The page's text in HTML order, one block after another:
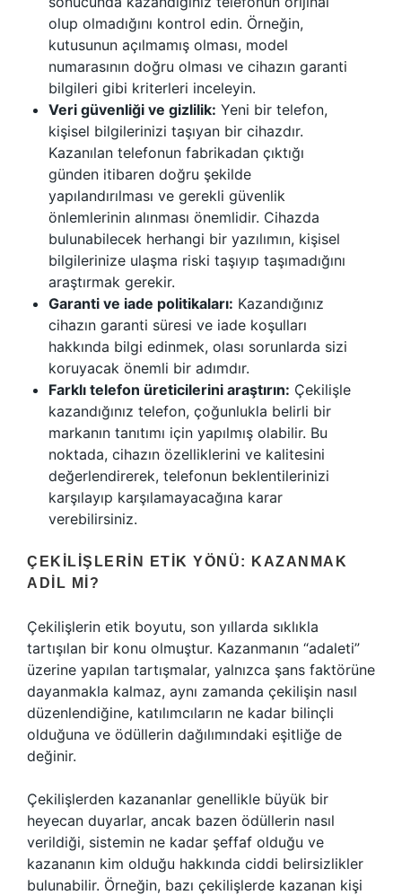
olup olmadığını kontrol edin. Örneğin,
kutusunun açılmamış olması, model
numarasının doğru olması ve cihazın garanti
bilgileri gibi kriterleri inceleyin.
Veri güvenliği ve gizlilik: Yeni bir telefon,
kişisel bilgilerinizi taşıyan bir cihazdır.
Kazanılan telefonun fabrikadan çıktığı
günden itibaren doğru şekilde
yapılandırılması ve gerekli güvenlik
önlemlerinin alınması önemlidir. Cihazda
bulunabilecek herhangi bir yazılımın, kişisel
bilgilerinize ulaşma riski taşıyıp taşımadığını
araştırmak gerekir.
Garanti ve iade politikaları: Kazandığınız
cihazın garanti süresi ve iade koşulları
hakkında bilgi edinmek, olası sorunlarda sizi
koruyacak önemli bir adımdır.
Farklı telefon üreticilerini araştırın: Çekilişle
kazandığınız telefon, çoğunlukla belirli bir
markanın tanıtımı için yapılmış olabilir. Bu
noktada, cihazın özelliklerini ve kalitesini
değerlendirerek, telefonun beklentilerinizi
karşılayıp karşılamayacağına karar
verebilirsiniz.
ÇEKILIŞLERIN ETIK YÖNÜ: KAZANMAK
ADIL MI?
Çekilişlerin etik boyutu, son yıllarda sıklıkla
tartışılan bir konu olmuştur. Kazanmanın “adaleti”
üzerine yapılan tartışmalar, yalnızca şans faktörüne
dayanmakla kalmaz, aynı zamanda çekilişin nasıl
düzenlendiğine, katılımcıların ne kadar bilinçli
olduğuna ve ödüllerin dağılımındaki eşitliğe de
değinir.
Çekilişlerden kazananlar genellikle büyük bir
heyecan duyarlar, ancak bazen ödüllerin nasıl
verildiği, sistemin ne kadar şeffaf olduğu ve
kazananın kim olduğu hakkında ciddi belirsizlikler
bulunabilir. Örneğin, bazı çekilişlerde kazanan kişi